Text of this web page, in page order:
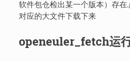
软件包仓检出某一个版本）存
对应的大文件下载下来
openeuler_fetch运